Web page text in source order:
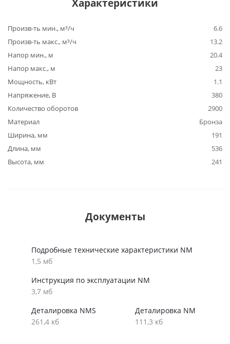
Характеристики
Произв-ть мин., м³/ч
6.6
Произв-ть макс., м³/ч
13.2
Напор мин., м
20.4
Напор макс., м
23
Мощность, кВт
1.1
Напряжение, В
380
Количество оборотов
2900
Материал
Бронза
Ширина, мм
191
Длина, мм
536
Высота, мм
241
Документы
Подробные технические характеристики NM
1,5 мб
Инструкция по эксплуатации NM
3,7 мб
Деталировка NMS
261,4 кб
Деталировка NM
111,3 кб